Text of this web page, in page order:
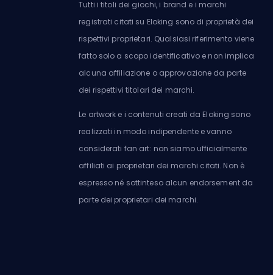
Tutti i titoli dei giochi, i brand e i marchi
registrati citati su Eloking sono di proprietà dei
rispettivi proprietari. Qualsiasi riferimento viene
fatto solo a scopo identificativo e non implica
alcuna affiliazione o approvazione da parte
dei rispettivi titolari dei marchi.
Le artwork e i contenuti creati da Eloking sono
realizzati in modo indipendente e vanno
considerati fan art: non siamo ufficialmente
affiliati ai proprietari dei marchi citati. Non è
espresso né sottinteso alcun endorsement da
parte dei proprietari dei marchi.